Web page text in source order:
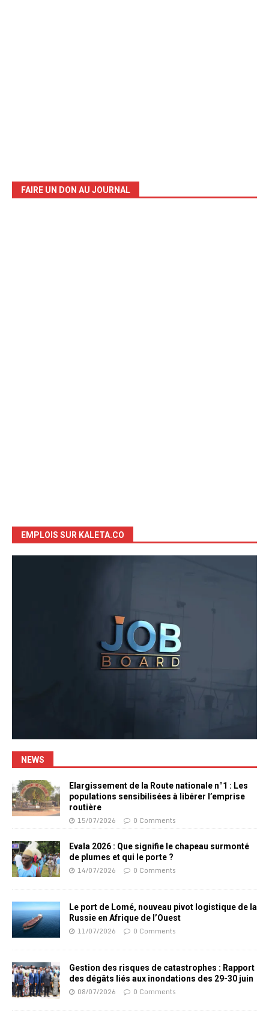
FAIRE UN DON AU JOURNAL
EMPLOIS SUR KALETA.CO
NEWS
Elargissement de la Route nationale n°1 : Les
populations sensibilisées à libérer l’emprise
routière
15/07/2026 0 Comments
Evala 2026 : Que signifie le chapeau surmonté
de plumes et qui le porte ?
14/07/2026 0 Comments
Le port de Lomé, nouveau pivot logistique de la
Russie en Afrique de l’Ouest
11/07/2026 0 Comments
Gestion des risques de catastrophes : Rapport
des dégâts liés aux inondations des 29-30 juin
08/07/2026 0 Comments